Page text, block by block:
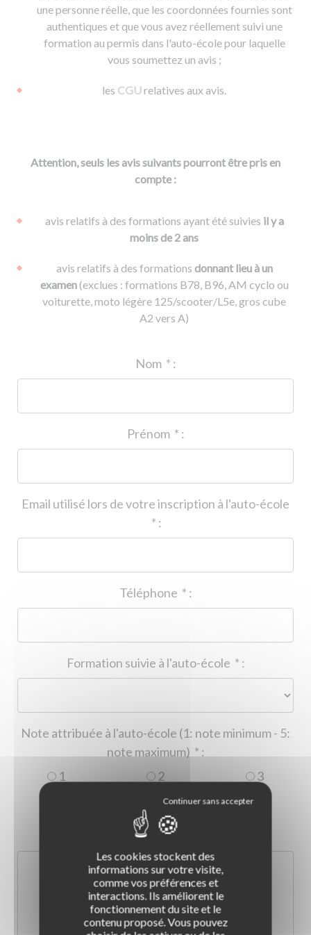
une personne réelle, que les coordonnées fournies sont
authentiques et que vous avez réellement suivi une
formation au permis dans l'auto-école pour laquelle
vous soumettez un avis ;
les CGUrelatives aux avis.
Attention, seuls les avis suivants pourront être pris en
compte :
avis relatifs à des formations ayant été suivies il y a
moins de 2 ans
avis relatifs à des formations donnant lieu à un
examen(exclues : formations B78, B96, AM cyclo ou
voiturette, moto légère 125/scooter/L5e, gros cube
A2 vers A)
* :
* :
Email utilisé lors de votre inscription à l'auto-école
* :
* :
* :
Note attribuée à l'auto-école (1: note minimum - 5:
* :
1
2
3
5
Les cookies stockent des
informations sur votre visite,
comme vos préférences et
interactions. Ils améliorent le
fonctionnement du site et le
contenu proposé. Vous pouvez